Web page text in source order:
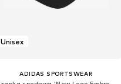
Unisex
ADIDAS SPORTSWEAR